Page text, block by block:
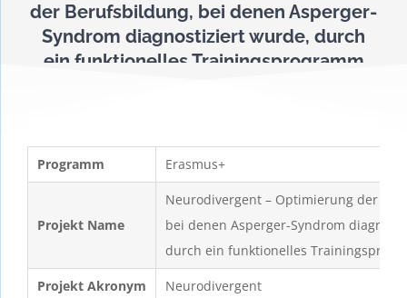
der Berufsbildung, bei denen Asperger-
Syndrom diagnostiziert wurde, durch
ein funktionelles Trainingsprogramm
Programm Erasmus+
Projekt Name
Neurodivergent – Optimierung der
bei denen Asperger-Syndrom
durch ein funktionelles
Projekt Akronym Neurodivergent